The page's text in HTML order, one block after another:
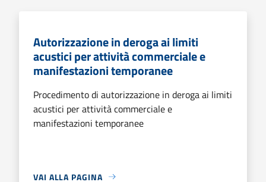
Autorizzazione in deroga ai limiti
acustici per attività commerciale e
manifestazioni temporanee
Procedimento di autorizzazione in deroga ai limiti
acustici per attività commerciale e
manifestazioni temporanee
VAI ALLA PAGINA